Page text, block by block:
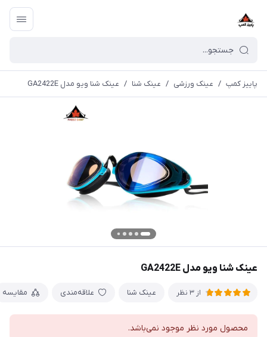
پاییز کمپ / عینک ورزشی / عینک شنا / عینک شنا ویو مدل GA2422E
عینک شنا ویو مدل GA2422E
از 3 نظر عینک شنا علاقه‌مندی مقایسه
محصول مورد نظر موجود نمی‌باشد.